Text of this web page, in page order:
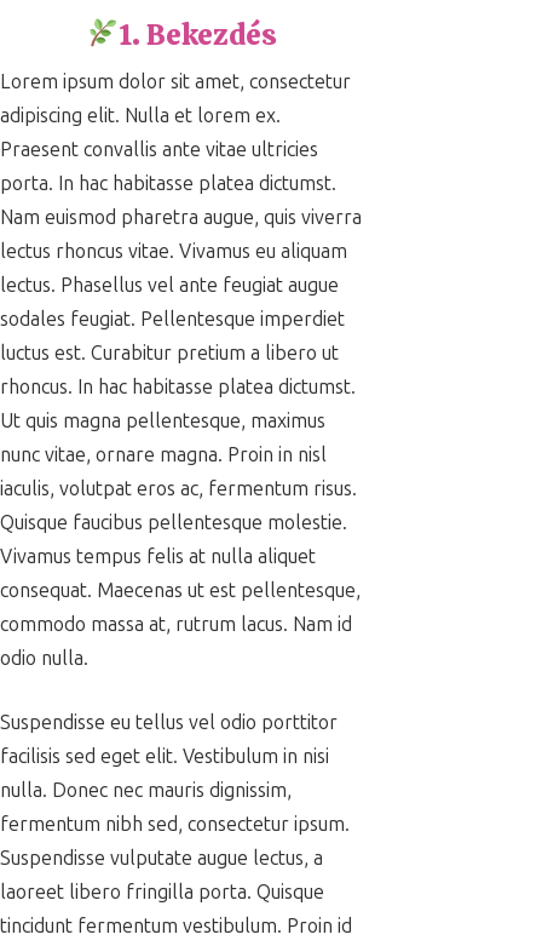
1. Bekezdés
Lorem ipsum dolor sit amet, consectetur
adipiscing elit. Nulla et lorem ex.
Praesent convallis ante vitae ultricies
porta. In hac habitasse platea dictumst.
Nam euismod pharetra augue, quis viverra
lectus rhoncus vitae. Vivamus eu aliquam
lectus. Phasellus vel ante feugiat augue
sodales feugiat. Pellentesque imperdiet
luctus est. Curabitur pretium a libero ut
rhoncus. In hac habitasse platea dictumst.
Ut quis magna pellentesque, maximus
nunc vitae, ornare magna. Proin in nisl
iaculis, volutpat eros ac, fermentum risus.
Quisque faucibus pellentesque molestie.
Vivamus tempus felis at nulla aliquet
consequat. Maecenas ut est pellentesque,
commodo massa at, rutrum lacus. Nam id
odio nulla.
Suspendisse eu tellus vel odio porttitor
facilisis sed eget elit. Vestibulum in nisi
nulla. Donec nec mauris dignissim,
fermentum nibh sed, consectetur ipsum.
Suspendisse vulputate augue lectus, a
laoreet libero fringilla porta. Quisque
tincidunt fermentum vestibulum. Proin id